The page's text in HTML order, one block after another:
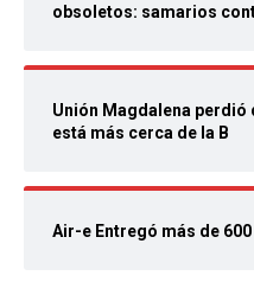
obsoletos: samarios
Unión Magdalena
está más cerca de la B
Air-e Entregó más de